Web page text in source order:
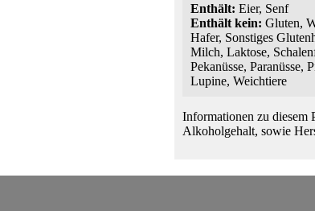
Enthält: Eier, Senf
Enthält kein: Gluten,
Hafer, Sonstiges
Milch, Laktose,
Pekanüsse, Paranüsse,
Lupine, Weichtiere
Informationen zu diesem
Alkoholgehalt, sowie